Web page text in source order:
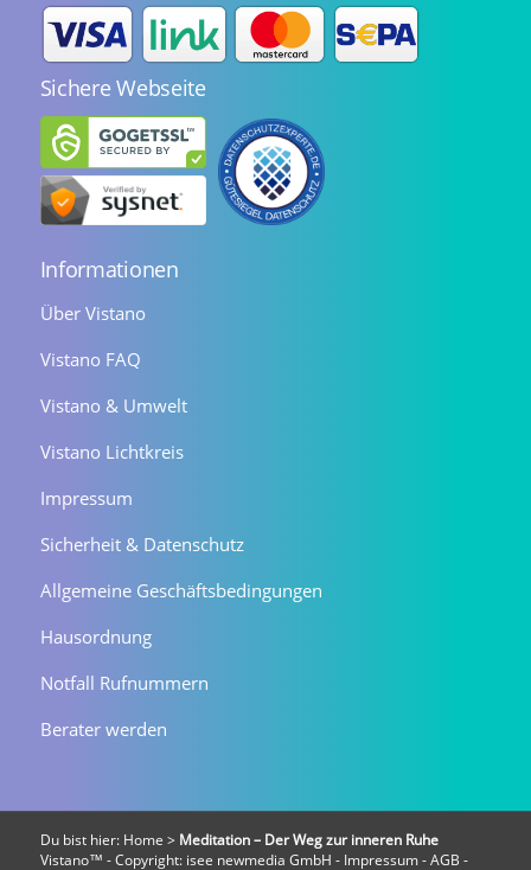
Sichere Webseite
Informationen
Über Vistano
Vistano FAQ
Vistano & Umwelt
Vistano Lichtkreis
Impressum
Sicherheit & Datenschutz
Allgemeine Geschäftsbedingungen
Hausordnung
Notfall Rufnummern
Berater werden
Du bist hier: Home > Meditation – Der Weg zur inneren Ruhe
Vistano™ - Copyright: isee newmedia GmbH - Impressum-AGB -